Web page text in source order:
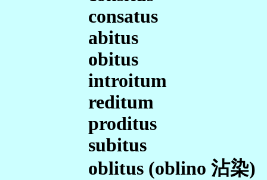
consatus
abitus
obitus
introitum
reditum
proditus
subitus
oblitus (oblino 沾染)